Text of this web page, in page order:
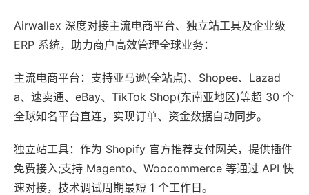
Airwallex 深度对接主流电商平台、独立站工具及企业级
ERP 系统，助力商户高效管理全球业务：
主流电商平台：支持亚马逊(全站点)、Shopee、Lazad
a、速卖通、eBay、TikTok Shop(东南亚地区)等超 30 个
全球知名平台直连，实现订单、资金数据自动同步。
独立站工具：作为 Shopify 官方推荐支付网关，提供插件
免费接入;支持 Magento、Woocommerce 等通过 API 快
速对接，技术调试周期最短 1 个工作日。